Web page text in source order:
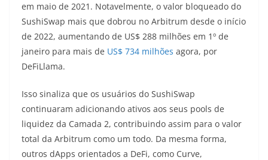
em maio de 2021. Notavelmente, o valor bloqueado do
SushiSwap mais que dobrou no Arbitrum desde o início
de 2022, aumentando de US$ 288 milhões em 1º de
janeiro para mais de US$ 734 milhões agora, por
DeFiLlama.
Isso sinaliza que os usuários do SushiSwap
continuaram adicionando ativos aos seus pools de
liquidez da Camada 2, contribuindo assim para o valor
total da Arbitrum como um todo. Da mesma forma,
outros dApps orientados a DeFi, como Curve,